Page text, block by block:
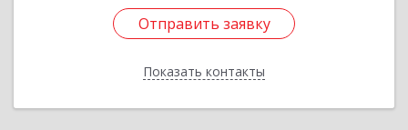
Отправить заявку
Показать контакты
Отправить заявку
Назад